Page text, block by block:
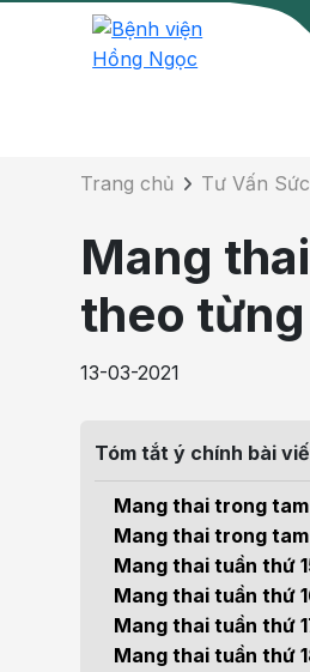
Giáo
Tầm
Điện
Thẩm
Tiêu
Chi
Trang chủ Tư Vấn
Mang
theo
13-03-2021
Tóm tắt ý chính bài
Mang thai trong
Mang thai trong
Mang thai tuần thứ
Mang thai tuần thứ
Mang thai tuần thứ
Mang thai tuần thứ